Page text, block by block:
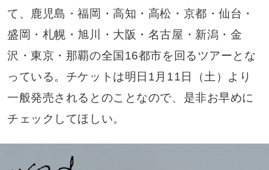
て、鹿児島・福岡・高知・高松・京都・仙台・
盛岡・札幌・旭川・大阪・名古屋・新潟・金
沢・東京・那覇の全国16都市を回るツアーとな
っている。チケットは明日1月11日（土）より
一般発売されるとのことなので、是非お早めに
チェックしてほしい。